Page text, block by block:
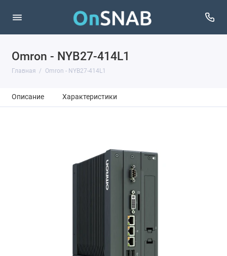
Omron - NYB27-414L1
Главная Omron - NYB27-414L1
Описание Характеристики